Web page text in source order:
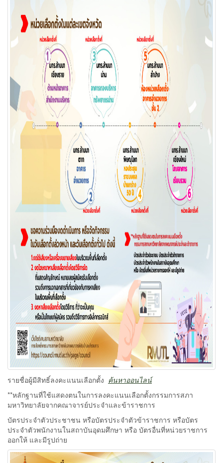
รายชื่อผู้มีสิทธิ์ลงคะแนนเลือกตั้ง ค้นหาออนไลน์
**หลักฐานที่ใช้แสดงตนในการลงคะแนนเลือกตั้งกรรมการสภา
มหาวิทยาลัยจากคณาจารย์ประจำและข้าราชการ
บัตรประจำตัวประชาชน หรือบัตรประจำตัวข้าราชการ หรือบัตร
ประจำตัวพนักงานในสถาบันอุดมศึกษา หรือ บัตรอื่นที่หน่วยราชการ
ออกให้ และมีรูปถ่าย